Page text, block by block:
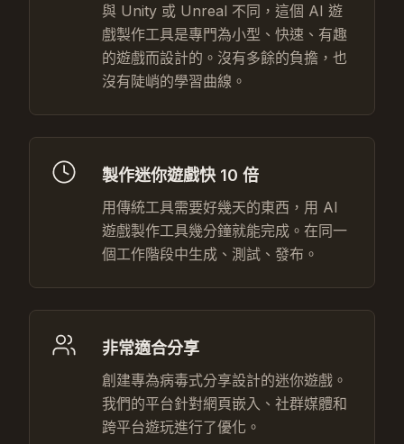
與 Unity 或 Unreal 不同，這個 AI 遊
戲製作工具是專門為小型、快速、有趣
的遊戲而設計的。沒有多餘的負擔，也
沒有陡峭的學習曲線。
製作迷你遊戲快 10 倍
用傳統工具需要好幾天的東西，用 AI
遊戲製作工具幾分鐘就能完成。在同一
個工作階段中生成、測試、發布。
非常適合分享
創建專為病毒式分享設計的迷你遊戲。
我們的平台針對網頁嵌入、社群媒體和
跨平台遊玩進行了優化。